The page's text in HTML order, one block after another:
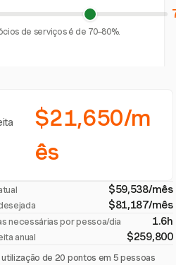
de serviços é de 70–80%.
$21,650/m
ês
$59,538/mês
$81,187/mês
necessárias por pessoa/dia 1.6h
anual $259,800
utilização de 20 pontos em 5 pessoas